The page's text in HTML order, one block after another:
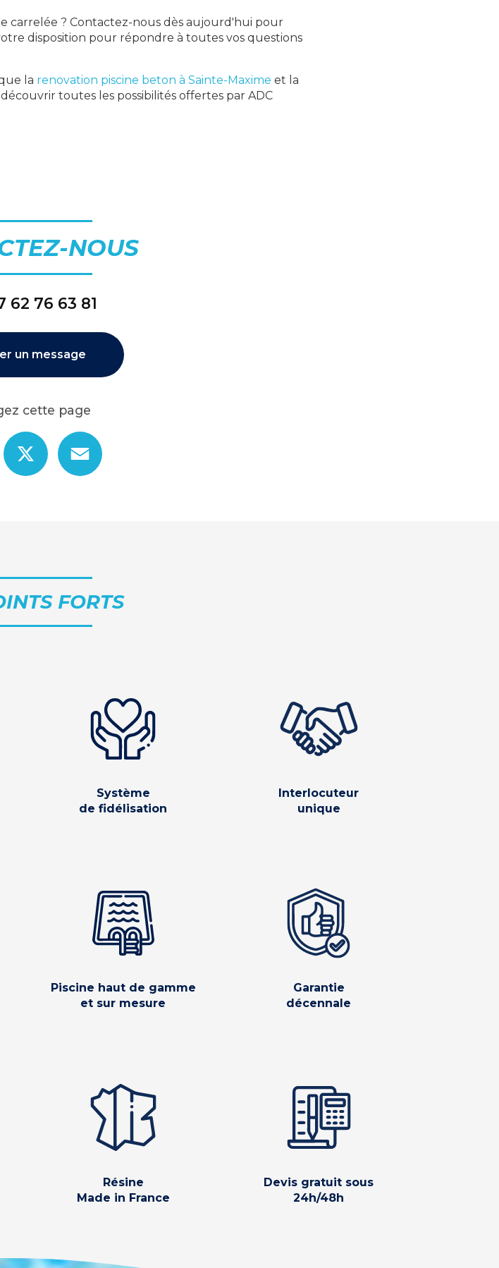
carrelée ? Contactez-nous dès aujourd'hui pour
disposition pour répondre à toutes vos questions
la renovation piscine beton à Sainte-Maxime et la
toutes les possibilités offertes par ADC
NOUS
62 76 63 81
un message
cette page
Facebook
FORTS
Système
de fidélisation
Interlocuteur
unique
Piscine haut de gamme
et sur mesure
Garantie
décennale
Résine
Made in France
Devis gratuit sous
24h/48h